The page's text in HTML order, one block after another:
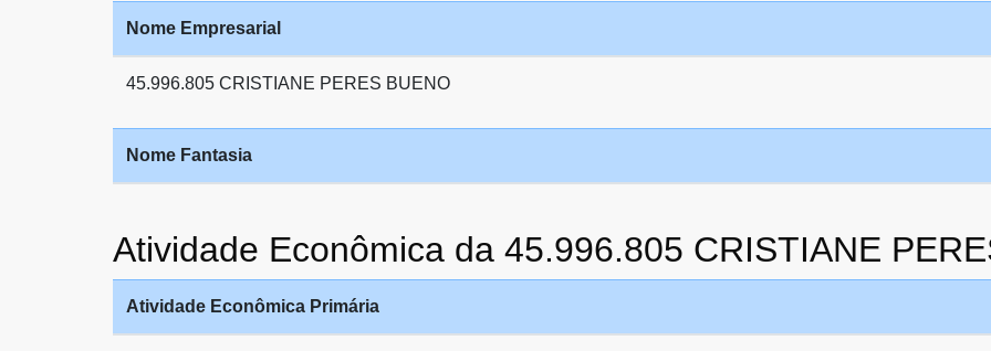
Nome Empresarial
45.996.805 CRISTIANE PERES BUENO
Nome Fantasia
Atividade Econômica da 45.996.805 CRISTIANE
Atividade Econômica Primária